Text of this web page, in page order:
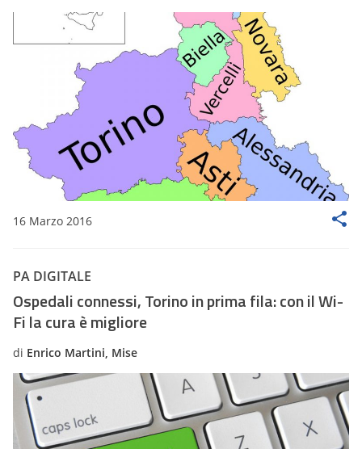
16 Marzo 2016
PA DIGITALE
Ospedali connessi, Torino in prima fila: con il Wi-
Fi la cura è migliore
di Enrico Martini, Mise